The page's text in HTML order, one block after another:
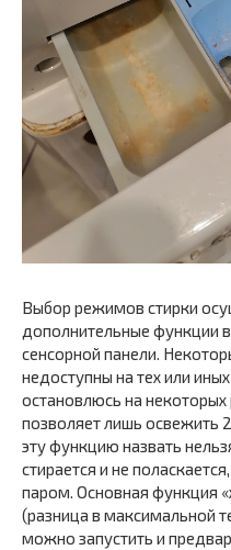
Выбор режимов стирки
дополнительные функции
сенсорной панели.
недоступны на тех или
остановлюсь на
позволяет лишь освежить
эту функцию назвать
стирается и не
паром. Основная функция
(разница в максимальной
можно запустить и